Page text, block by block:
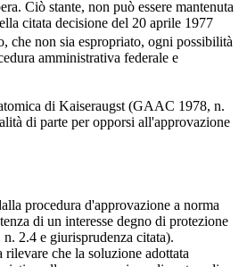
Ciò stante, non può essere mantenuta
citata decisione del 20 aprile 1977
che non sia espropriato, ogni possibilità
amministrativa federale e
di Kaiseraugst (GAAC 1978, n.
di parte per opporsi all'approvazione
procedura d'approvazione a norma
di un interesse degno di protezione
2.4 e giurisprudenza citata).
che la soluzione adottata